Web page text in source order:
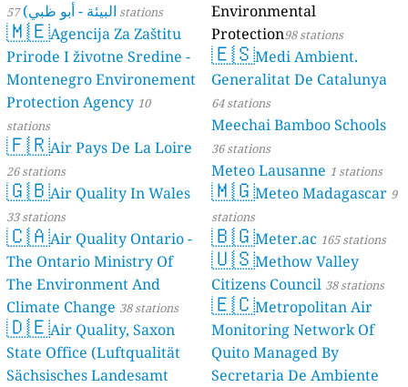
البيئة - أبو ظبي) 57 stations
🇲🇪Agencija Za Zaštitu
Prirode I životne Sredine -
Montenegro Environement
Protection Agency 10
stations
🇫🇷Air Pays De La Loire
26 stations
🇬🇧Air Quality In Wales
33 stations
🇨🇦Air Quality Ontario -
The Ontario Ministry Of
The Environment And
Climate Change 38 stations
🇩🇪Air Quality, Saxon
State Office (Luftqualität
Sächsisches Landesamt
Environmental
Protection98 stations
🇪🇸Medi Ambient.
Generalitat De Catalunya
64 stations
Meechai Bamboo Schools
36 stations
Meteo Lausanne 1 stations
🇲🇬Meteo Madagascar 9
stations
🇧🇬Meter.ac 165 stations
🇺🇸Methow Valley
Citizens Council 38 stations
🇪🇨Metropolitan Air
Monitoring Network Of
Quito Managed By
Secretaria De Ambiente